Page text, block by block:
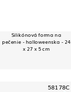
Silikónová forma na
pečenie - halloweenska - 24
x 27 x 5 cm
58178C